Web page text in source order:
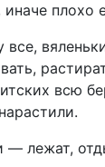
плохо
всю
лежат,